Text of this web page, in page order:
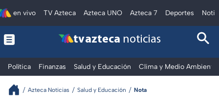
en vivo TV Azteca Azteca UNO Azteca 7 Deportes
tv azteca noticias
Política Finanzas Salud y Educación Clima y Medio Ambiente
Azteca Noticias Salud y Educación Nota